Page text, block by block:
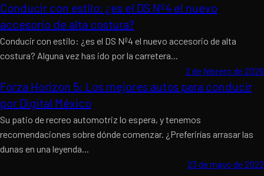
Conducir con estilo: ¿es el DS Nº4 el nuevo
accesorio de alta costura?
Conducir con estilo: ¿es el DS Nº4 el nuevo accesorio de alta
costura? Alguna vez has ido por la carretera...
2 de febrero de 2026
Forza Horizon 5: Los mejores autos para conducir
por Digital México
Su patio de recreo automotriz lo espera, y tenemos
recomendaciones sobre dónde comenzar. ¿Preferirías arrasar las
dunas en una leyenda...
23 de mayo de 2022